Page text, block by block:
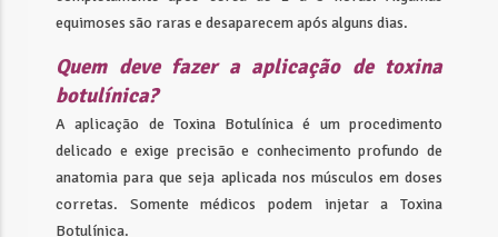
equimoses são raras e desaparecem após alguns dias.
Quem deve fazer a aplicação de toxina
botulínica?
A aplicação de Toxina Botulínica é um procedimento
delicado e exige precisão e conhecimento profundo de
anatomia para que seja aplicada nos músculos em doses
corretas. Somente médicos podem injetar a Toxina
Botulínica.